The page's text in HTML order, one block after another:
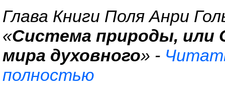
Глава Книги Поля Анри
«Система природы, или
мира духовного» -
полностью